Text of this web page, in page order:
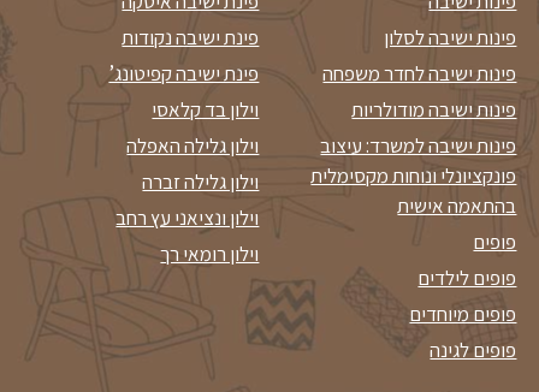
פינות ישיבה לסלון
פינות ישיבה לחדר משפחה
פינות ישיבה מודולריות
פינות ישיבה למשרד: עיצוב
פונקציונלי ונוחות מקסימלית
בהתאמה אישית
פופים
פופים לילדים
פופים מיוחדים
פופים לגינה
פינת ישיבה נקודות
פינת ישיבה קפיטונג’
וילון בד קלאסי
וילון גלילה האפלה
וילון גלילה זברה
וילון ונציאני עץ רחב
וילון רומאי רך